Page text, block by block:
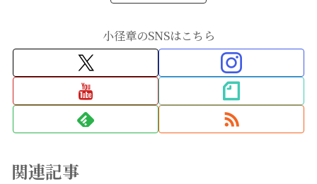
小径章のSNSはこちら
関連記事